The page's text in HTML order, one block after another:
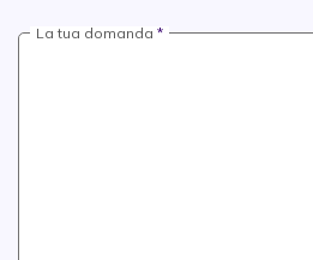
La tua domanda